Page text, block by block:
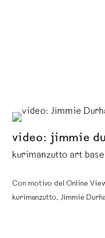
video: jimmie
kurimanzutto art
Con motivo del Online
kurimanzutto, Jimmie